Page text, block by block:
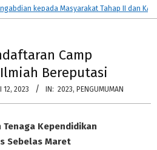
kepada Masyarakat Tahap II dan
Camp
Bereputasi
12, 2023 IN: 2023, PENGUMUMAN
Kependidikan
Sebelas Maret